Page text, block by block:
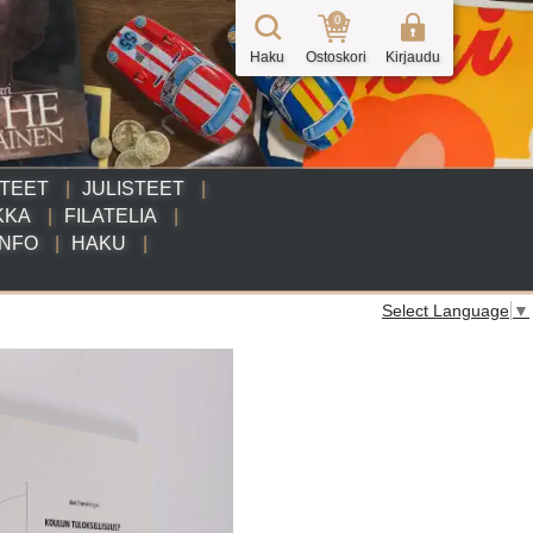
JULISTEET
FILATELIA
HAKU
Haku
0
Ostoskori Kirjaudu
Select Language ▼